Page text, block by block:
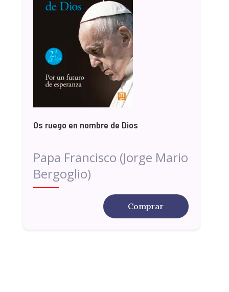
Os ruego en nombre de Dios
Papa Francisco (Jorge Mario
Bergoglio)
Comprar